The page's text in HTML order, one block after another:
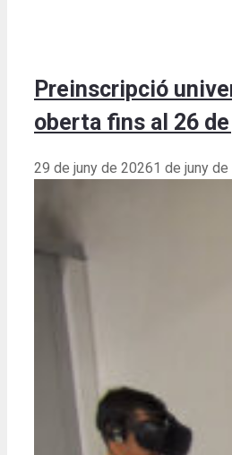
Preinscripció
oberta fins al 26
29 de juny de 20261 de juny